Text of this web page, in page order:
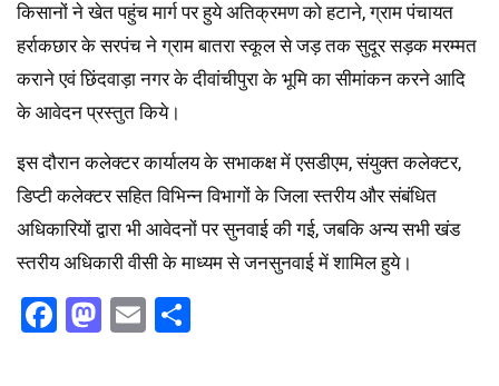
किसानों ने खेत पहुंच मार्ग पर हुये अतिक्रमण को हटाने, ग्राम पंचायत
हर्राकछार के सरपंच ने ग्राम बातरा स्कूल से जड़ तक सुदूर सड़क मरम्मत
कराने एवं छिंदवाड़ा नगर के दीवांचीपुरा के भूमि का सीमांकन करने आदि
के आवेदन प्रस्तुत किये।
इस दौरान कलेक्टर कार्यालय के सभाकक्ष में एसडीएम, संयुक्त कलेक्टर,
डिप्टी कलेक्टर सहित विभिन्न विभागों के जिला स्तरीय और संबंधित
अधिकारियों द्वारा भी आवेदनों पर सुनवाई की गई, जबकि अन्य सभी खंड
स्तरीय अधिकारी वीसी के माध्यम से जनसुनवाई में शामिल हुये।
Facebook
Mastodon
Email